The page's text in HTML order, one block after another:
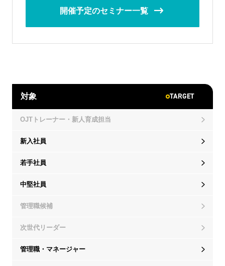
開催予定のセミナー一覧
対象 TARGET
OJTトレーナー・新人育成担当
新入社員
若手社員
中堅社員
管理職候補
次世代リーダー
管理職・マネージャー